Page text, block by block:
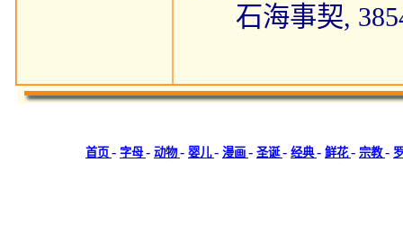
石海事契,
首页 - 字母 - 动物- 婴儿- 漫画 - 圣诞- 经典- 鲜花- 宗教-